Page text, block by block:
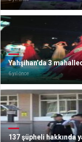
Yahşihan’da 3
6 yıl önce
137 şüpheli hakkında